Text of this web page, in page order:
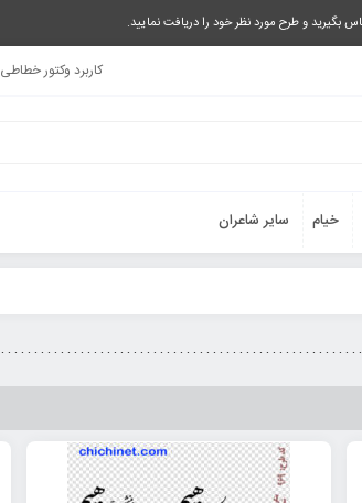
کاربرد وکتور خطاطی
خیام سایر شاعران